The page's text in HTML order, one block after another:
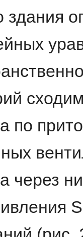
здания
по
через